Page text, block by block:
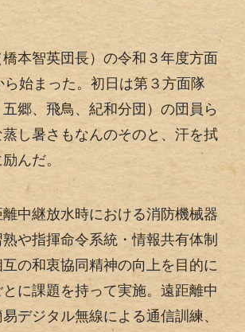
本智英団長）の令和３年度方面
ら始まった。初日は第３方面隊
五郷、飛鳥、紀和分団）の団員ら
し暑さもなんのそのと、汗を拭
んだ。
中継放水時における消防機械器
や指揮命令系統・情報共有体制
の和衷協同精神の向上を目的に
に課題を持って実施。遠距離中
デジタル無線による通信訓練、